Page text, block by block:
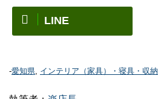
LINE
-愛知県, インテリア（家具）・寝具・収納